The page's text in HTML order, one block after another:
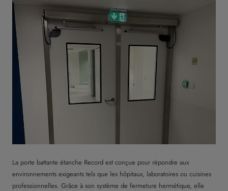
La porte battante étanche Record est conçue pour répondre aux
environnements exigeants tels que les hôpitaux, laboratoires ou cuisines
professionnelles. Grâce à son système de fermeture hermétique, elle